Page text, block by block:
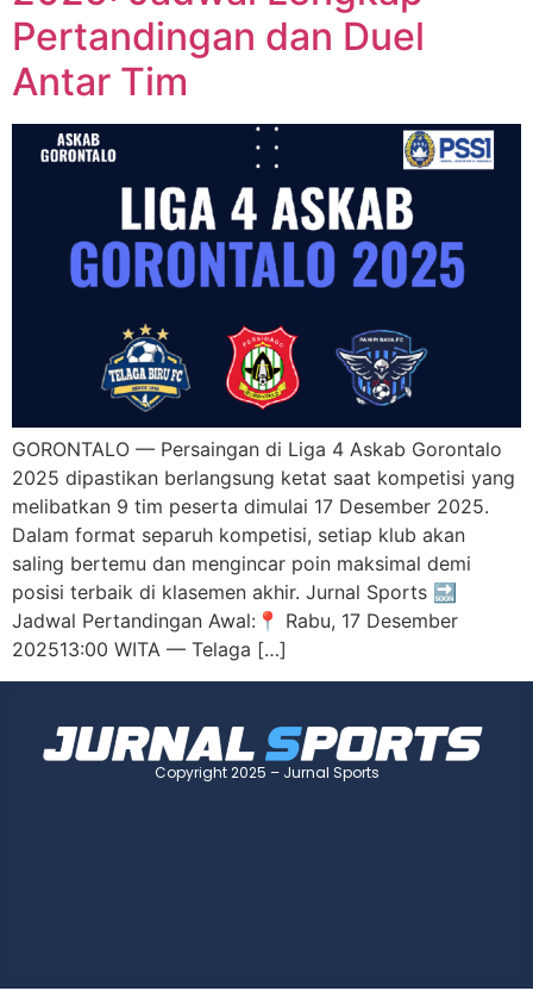
Pertandingan dan Duel
Antar Tim
GORONTALO — Persaingan di Liga 4 Askab Gorontalo
2025 dipastikan berlangsung ketat saat kompetisi yang
melibatkan 9 tim peserta dimulai 17 Desember 2025.
Dalam format separuh kompetisi, setiap klub akan
saling bertemu dan mengincar poin maksimal demi
posisi terbaik di klasemen akhir. Jurnal Sports 🔜
Jadwal Pertandingan Awal:📍 Rabu, 17 Desember
202513:00 WITA — Telaga […]
Copyright 2025 – Jurnal Sports